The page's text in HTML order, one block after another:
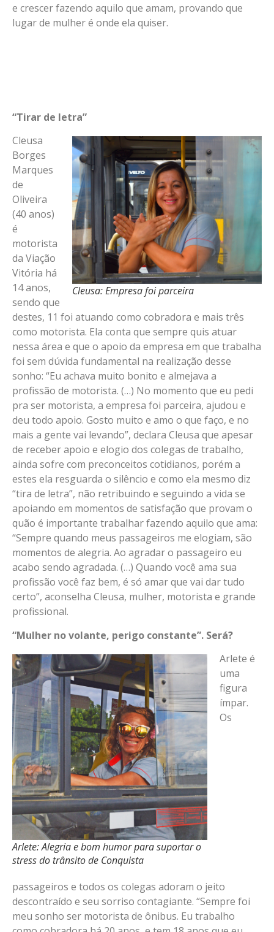
e crescer fazendo aquilo que amam, provando que
lugar de mulher é onde ela quiser.
“Tirar de letra”
Cleusa: Empresa foi parceira
Cleusa
Borges
Marques
de
Oliveira
(40 anos)
é
motorista
da Viação
Vitória há
14 anos,
sendo que
destes, 11 foi atuando como cobradora e mais três
como motorista. Ela conta que sempre quis atuar
nessa área e que o apoio da empresa em que trabalha
foi sem dúvida fundamental na realização desse
sonho: “Eu achava muito bonito e almejava a
profissão de motorista. (…) No momento que eu pedi
pra ser motorista, a empresa foi parceira, ajudou e
deu todo apoio. Gosto muito e amo o que faço, e no
mais a gente vai levando”, declara Cleusa que apesar
de receber apoio e elogio dos colegas de trabalho,
ainda sofre com preconceitos cotidianos, porém a
estes ela resguarda o silêncio e como ela mesmo diz
“tira de letra”, não retribuindo e seguindo a vida se
apoiando em momentos de satisfação que provam o
quão é importante trabalhar fazendo aquilo que ama:
“Sempre quando meus passageiros me elogiam, são
momentos de alegria. Ao agradar o passageiro eu
acabo sendo agradada. (…) Quando você ama sua
profissão você faz bem, é só amar que vai dar tudo
certo”, aconselha Cleusa, mulher, motorista e grande
profissional.
“Mulher no volante, perigo constante”. Será?
Arlete: Alegria e bom humor para suportar o
stress do trânsito de Conquista
Arlete é
uma
figura
ímpar.
Os
passageiros e todos os colegas adoram o jeito
descontraído e seu sorriso contagiante. “Sempre foi
meu sonho ser motorista de ônibus. Eu trabalho